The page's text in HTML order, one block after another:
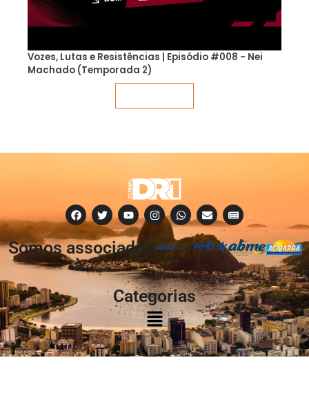
Vozes, Lutas e Resistências | Episódio #008 - Nei
Machado (Temporada 2)
Somos associados
à:
Categorias